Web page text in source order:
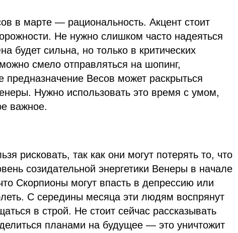
в марте — рациональность. Акцент стоит
Не нужно слишком часто надеяться
будет сильна, но только в критических
смело отправляться на шопинг,
предназначение Весов может раскрыться
Нужно использовать это время с умом,
важное.
рисковать, так как они могут потерять то, что
созидательной энергетики Венеры в начале
Скорпионы могут впасть в депрессию или
С середины месяца эти людям воспрянут
в строй. Не стоит сейчас рассказывать
планами на будущее — это уничтожит